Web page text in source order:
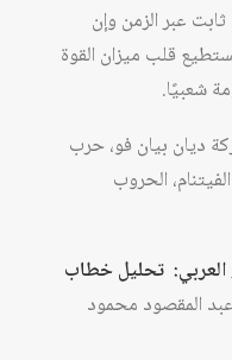
عبر الزمن وإن
قلب ميزان القوة
شعبيًا.
ديان بيان فو، حرب
الحروب
العربي: تحليل خطاب
المقصود محمود